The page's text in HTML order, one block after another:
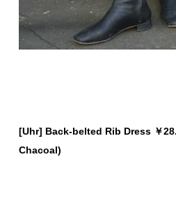
[Uhr] Back-belted Rib Dress ￥
Chacoal)